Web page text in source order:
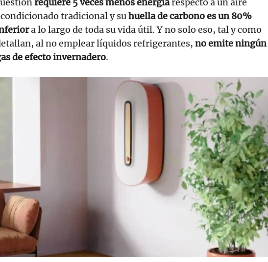
tradicional y suhuella de carbono es un 80%
a lo largo de toda su vida útil. Y no solo eso, tal y como
al no emplear líquidos refrigerantes, no emite ningún
de efecto invernadero.